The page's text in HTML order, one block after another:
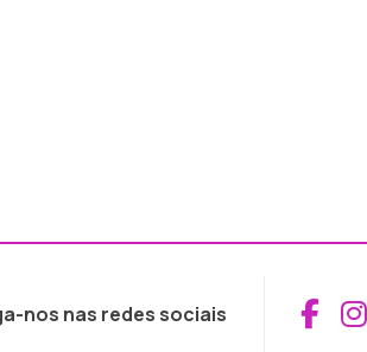
nos nas redes sociais